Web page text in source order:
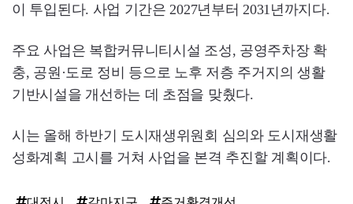
이 투입된다. 사업 기간은 2027년부터 2031년까지다.
주요 사업은 복합커뮤니티시설 조성, 공영주차장 확
충, 공원·도로 정비 등으로 노후 저층 주거지의 생활
기반시설을 개선하는 데 초점을 맞췄다.
시는 올해 하반기 도시재생위원회 심의와 도시재생활
성화계획 고시를 거쳐 사업을 본격 추진할 계획이다.